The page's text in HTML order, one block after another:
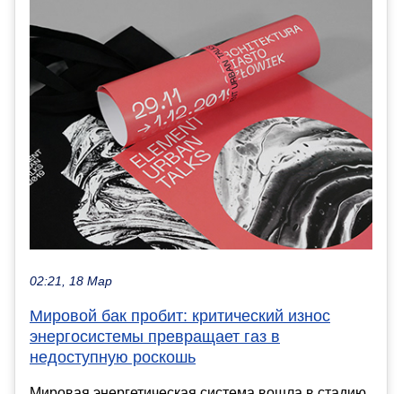
02:21, 18 Мар
Мировой бак пробит: критический износ
энергосистемы превращает газ в
недоступную роскошь